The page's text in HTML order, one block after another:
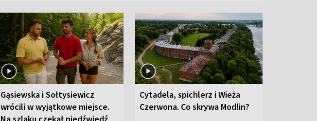
Gąsiewska i Sołtysiewicz
wrócili w wyjątkowe miejsce.
Cytadela, spichlerz i Wieża
Czerwona. Co skrywa Modlin?